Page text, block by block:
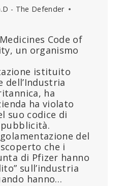
- The Defender
Code of
un organismo
istituito
dell’Industria
ha
ha violato
suo codice di
del
che i
di Pfizer hanno
sull’industria
hanno…